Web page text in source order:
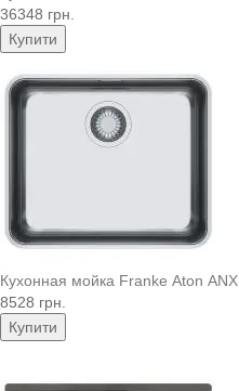
36348 грн.
Купити
Кухонная мойка Franke Aton
8528 грн.
Купити